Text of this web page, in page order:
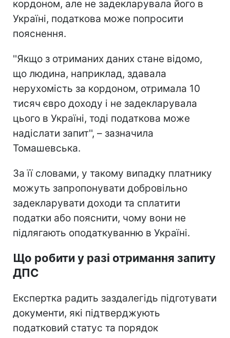
кордоном, але не задекларувала його в
Україні, податкова може попросити
пояснення.
''Якщо з отриманих даних стане відомо,
що людина, наприклад, здавала
нерухомість за кордоном, отримала 10
тисяч євро доходу і не задекларувала
цього в Україні, тоді податкова може
надіслати запит'', – зазначила
Томашевська.
За її словами, у такому випадку платнику
можуть запропонувати добровільно
задекларувати доходи та сплатити
податки або пояснити, чому вони не
підлягають оподаткуванню в Україні.
Що робити у разі отримання запиту
ДПС
Експертка радить заздалегідь підготувати
документи, які підтверджують
податковий статус та порядок